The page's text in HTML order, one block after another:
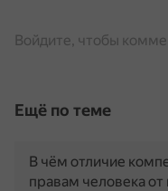
Войдите, чтобы
Ещё по теме
В чём отличие
правам человека